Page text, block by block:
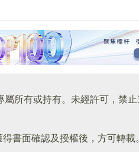
所有或持有。未經許可，禁止
得書面確認及授權後，方可轉載